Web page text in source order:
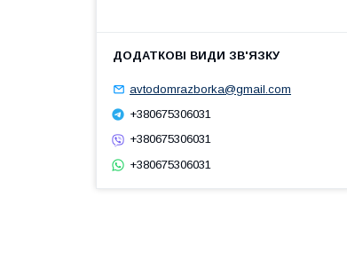
avtodomrazborka@gmail.com
+380675306031
+380675306031
+380675306031